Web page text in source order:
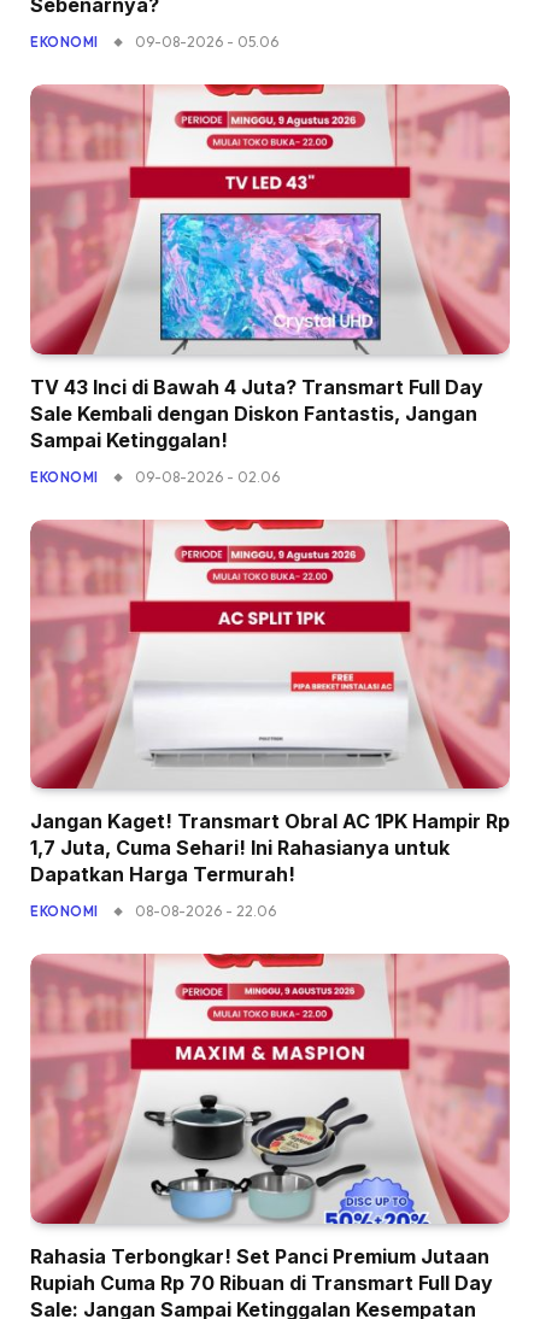
EKONOMI 09-08-2026 - 05.06
TV 43 Inci di Bawah 4 Juta? Transmart Full Day
Sale Kembali dengan Diskon Fantastis, Jangan
Sampai Ketinggalan!
EKONOMI 09-08-2026 - 02.06
Jangan Kaget! Transmart Obral AC 1PK Hampir Rp
1,7 Juta, Cuma Sehari! Ini Rahasianya untuk
Dapatkan Harga Termurah!
EKONOMI 08-08-2026 - 22.06
Rahasia Terbongkar! Set Panci Premium Jutaan
Rupiah Cuma Rp 70 Ribuan di Transmart Full Day
Sale: Jangan Sampai Ketinggalan Kesempatan